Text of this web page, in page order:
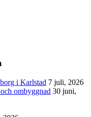
i Karlstad 7 juli, 2026
ombyggnad 30 juni,